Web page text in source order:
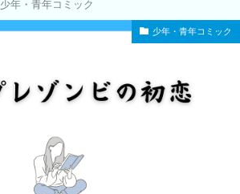
少年・青年コミック
少年・青年コミック